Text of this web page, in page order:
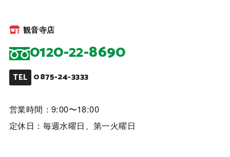
観音寺店
0120-22-8690
TEL 0875-24-3333
営業時間：9:00〜18:00
定休日：毎週水曜日、第一火曜日